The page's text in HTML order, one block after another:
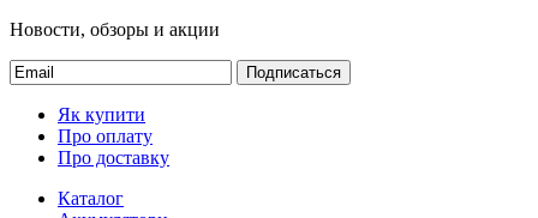
Новости, обзоры и акции
Подписаться
Як купити
Про оплату
Про доставку
Каталог